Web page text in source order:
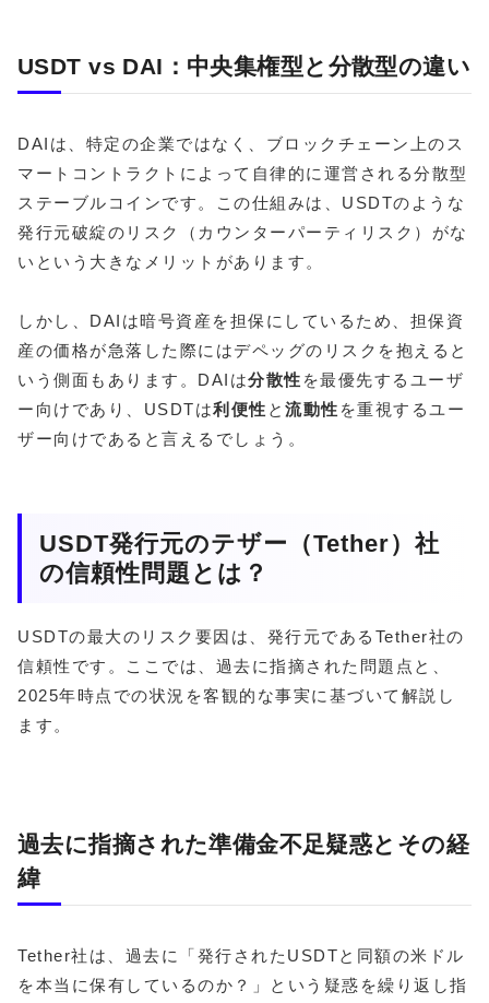
USDT vs DAI：中央集権型と分散型の違い
DAIは、特定の企業ではなく、ブロックチェーン上のス
マートコントラクトによって自律的に運営される分散型
ステーブルコインです。この仕組みは、USDTのような
発行元破綻のリスク（カウンターパーティリスク）がな
いという大きなメリットがあります。
しかし、DAIは暗号資産を担保にしているため、担保資
産の価格が急落した際にはデペッグのリスクを抱えると
いう側面もあります。DAIは分散性 を最優先するユーザ
ー向けであり、USDTは利便性 と 流動性 を重視するユー
ザー向けであると言えるでしょう。
USDT発行元のテザー（Tether）社
の信頼性問題とは？
USDTの最大のリスク要因は、発行元であるTether社の
信頼性です。ここでは、過去に指摘された問題点と、
2025年時点での状況を客観的な事実に基づいて解説し
ます。
過去に指摘された準備金不足疑惑とその経
緯
Tether社は、過去に「発行されたUSDTと同額の米ドル
を本当に保有しているのか？」という疑惑を繰り返し指